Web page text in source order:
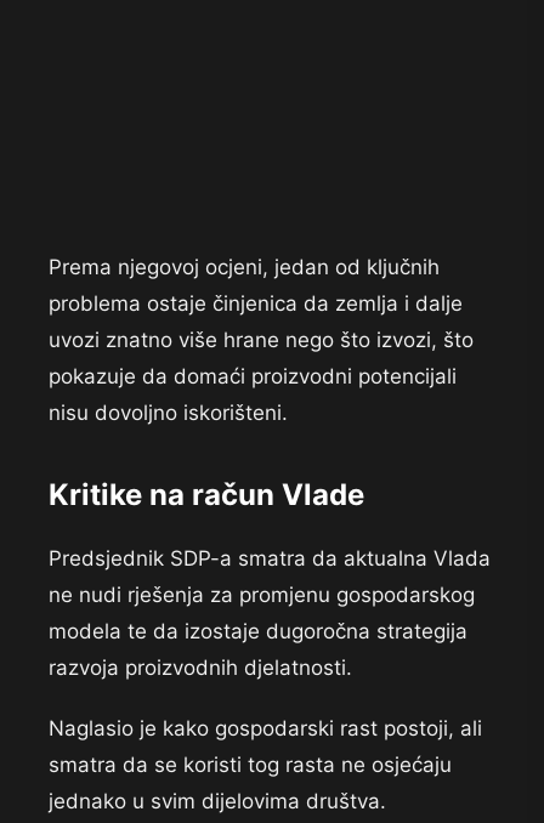
Prema njegovoj ocjeni, jedan od ključnih
problema ostaje činjenica da zemlja i dalje
uvozi znatno više hrane nego što izvozi, što
pokazuje da domaći proizvodni potencijali
nisu dovoljno iskorišteni.
Kritike na račun Vlade
Predsjednik SDP-a smatra da aktualna Vlada
ne nudi rješenja za promjenu gospodarskog
modela te da izostaje dugoročna strategija
razvoja proizvodnih djelatnosti.
Naglasio je kako gospodarski rast postoji, ali
smatra da se koristi tog rasta ne osjećaju
jednako u svim dijelovima društva.